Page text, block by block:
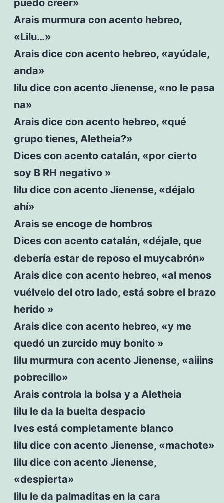
Arais murmura con acento hebreo,
«Lilu…»
Arais dice con acento hebreo, «ayúdale,
anda»
lilu dice con acento Jienense, «no le pasa
na»
Arais dice con acento hebreo, «qué
grupo tienes, Aletheia?»
Dices con acento catalán, «por cierto
soy B RH negativo »
lilu dice con acento Jienense, «déjalo
ahí»
Arais se encoge de hombros
Dices con acento catalán, «déjale, que
debería estar de reposo el muycabrón»
Arais dice con acento hebreo, «al menos
vuélvelo del otro lado, está sobre el brazo
herido »
Arais dice con acento hebreo, «y me
quedó un zurcido muy bonito »
lilu murmura con acento Jienense, «aiiins
pobrecillo»
Arais controla la bolsa y a Aletheia
lilu le da la buelta despacio
Ives está completamente blanco
lilu dice con acento Jienense, «machote»
lilu dice con acento Jienense,
«despierta»
lilu le da palmaditas en la cara